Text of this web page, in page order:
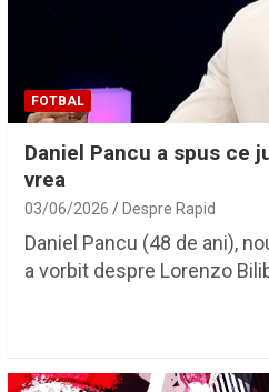
FOTBAL
Daniel Pancu a spus ce
vrea
03/06/2026 Despre Rapid
Daniel Pancu (48 de ani),
a vorbit despre Lorenzo